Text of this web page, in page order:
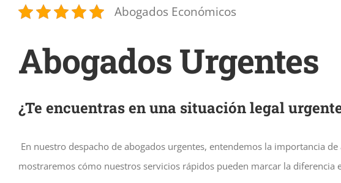
Abogados Económicos
Abogados Urgentes
¿Te encuentras en una situación legal
En nuestro despacho de abogados urgentes, entendemos la importancia
mostraremos cómo nuestros servicios rápidos pueden marcar la